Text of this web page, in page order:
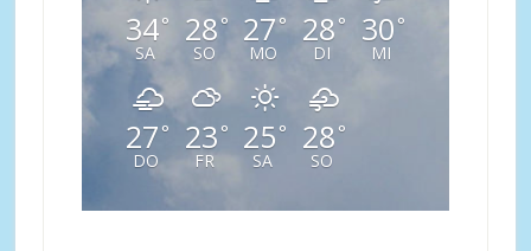
34°
SA
28°
SO
27°
MO
28 °
DI
30 °
MI
27°
DO
23 °
FR
25 °
SA
28 °
SO